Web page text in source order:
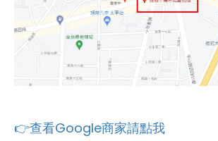
👉查看Google商家請點我